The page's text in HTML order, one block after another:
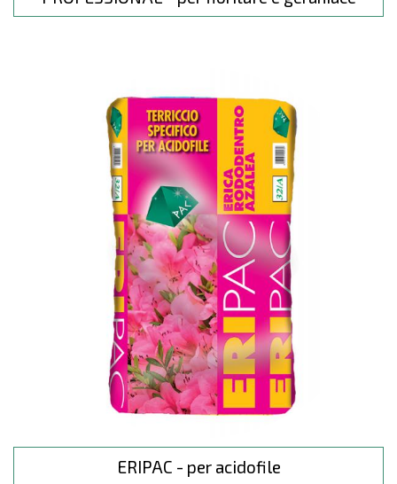
ERIPAC - per acidofile